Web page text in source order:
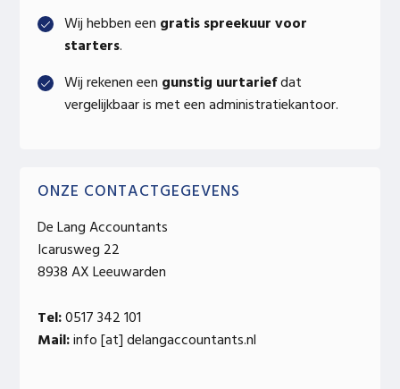
Wij hebben een gratis spreekuur voor
starters.
Wij rekenen een gunstig uurtariefdat
vergelijkbaar is met een administratiekantoor.
ONZE CONTACTGEGEVENS
De Lang Accountants
Icarusweg 22
8938 AX Leeuwarden
Tel:0517 342 101
Mail:info [at] delangaccountants.nl